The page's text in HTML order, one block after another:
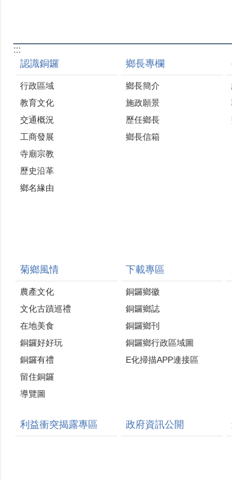
:::
認識銅鑼
行政區域
教育文化
交通概況
工商發展
寺廟宗教
歷史沿革
鄉名緣由
鄉長專欄
鄉長簡介
施政願景
歷任鄉長
鄉長信箱
菊鄉風情
農產文化
文化古蹟巡禮
在地美食
銅鑼好好玩
銅鑼有禮
留住銅鑼
導覽圖
下載專區
銅鑼鄉徽
銅鑼鄉誌
銅鑼鄉刊
銅鑼鄉行政區域圖
E化掃描APP連接區
利益衝突揭露專區 政府資訊公開